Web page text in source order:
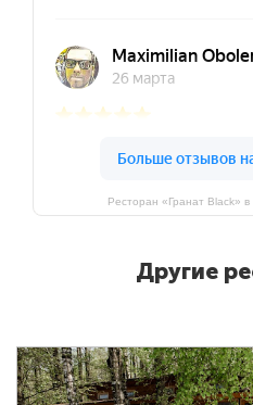
Ресторан «Гранат Black»
Другие